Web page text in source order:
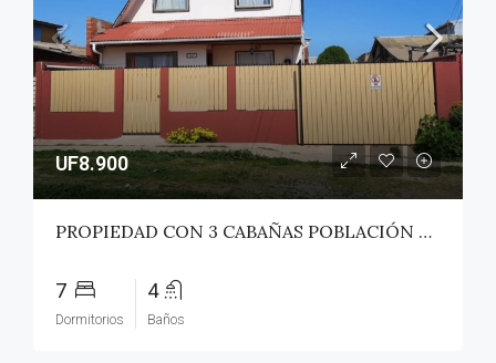
UF8.900
PROPIEDAD CON 3 CABAÑAS POBLACIÓN ROSS – PICHILEMU
7
Dormitorios
4
Baños